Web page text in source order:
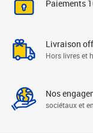
Paiements
Livraison
Hors livres et
Nos
sociétaux et